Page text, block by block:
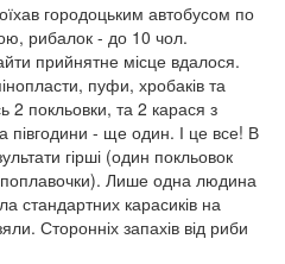
городоцьким автобусом по
рибалок - до 10 чол.
прийнятне місце вдалося.
пуфи, хробаків та
2 покльовки, та 2 карася з
- ще один. І це все! В
гірші (один покльовок
поплавочки). Лише одна людина
стандартних карасиків на
Сторонніх запахів від риби